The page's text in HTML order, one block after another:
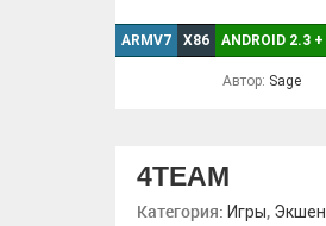
ARMV7 X86 ANDROID 2.3 +
Автор: Sage
4TEAM
Категория: Игры, Экшен